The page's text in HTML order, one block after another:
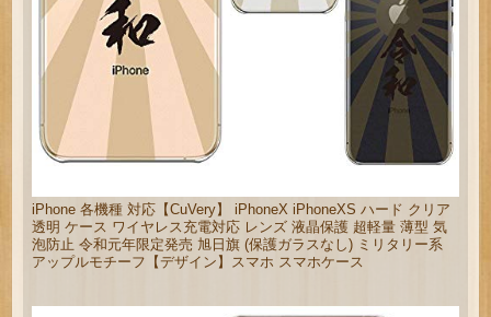
iPhone 各機種 対応【CuVery】 iPhoneX iPhoneXS ハード クリア
透明 ケース ワイヤレス充電対応 レンズ 液晶保護 超軽量 薄型 気
泡防止 令和元年限定発売 旭日旗 (保護ガラスなし) ミリタリー系
アップルモチーフ【デザイン】スマホ スマホケース